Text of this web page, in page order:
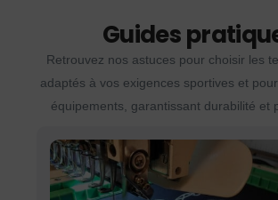
Guides
Retrouvez nos astuces pour choisir les
adaptés à vos exigences sportives et
équipements, garantissant durabilité et